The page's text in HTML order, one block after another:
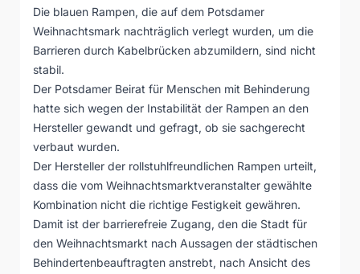
Die blauen Rampen, die auf dem Potsdamer
Weihnachtsmark nachträglich verlegt wurden, um die
Barrieren durch Kabelbrücken abzumildern, sind nicht
stabil.
Der Potsdamer Beirat für Menschen mit Behinderung
hatte sich wegen der Instabilität der Rampen an den
Hersteller gewandt und gefragt, ob sie sachgerecht
verbaut wurden.
Der Hersteller der rollstuhlfreundlichen Rampen urteilt,
dass die vom Weihnachtsmarktveranstalter gewählte
Kombination nicht die richtige Festigkeit gewähren.
Damit ist der barrierefreie Zugang, den die Stadt für
den Weihnachtsmarkt nach Aussagen der städtischen
Behindertenbeauftragten anstrebt, nach Ansicht des